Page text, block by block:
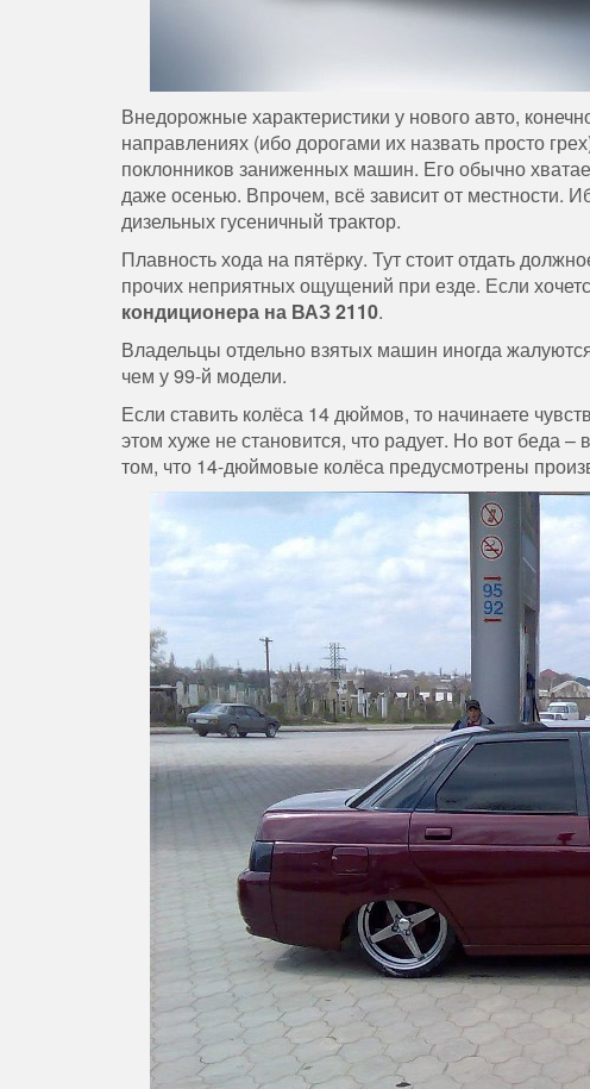
Внедорожные характеристики у нового авто,
направлениях (ибо дорогами их назвать просто
поклонников заниженных машин. Его обычно
даже осенью. Впрочем, всё зависит от местности.
дизельных гусеничный трактор.
Плавность хода на пятёрку. Тут стоит отдать
прочих неприятных ощущений при езде. Если
кондиционера на ВАЗ 2110.
Владельцы отдельно взятых машин иногда
чем у 99-й модели.
Если ставить колёса 14 дюймов, то начинаете
этом хуже не становится, что радует. Но вот беда
том, что 14-дюймовые колёса предусмотрены